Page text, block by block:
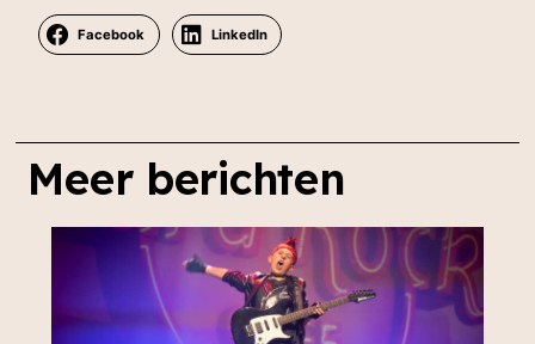
Facebook LinkedIn
Meer berichten